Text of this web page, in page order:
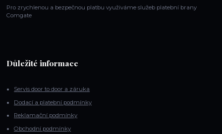
Pro zrychlenou a bezpečnou platbu využiváme služeb platební brany
Comgate
Důležité informace
Servis door to door a záruka
Dodací a platební podmínky
Reklamační podmínky
Obchodní podmínky